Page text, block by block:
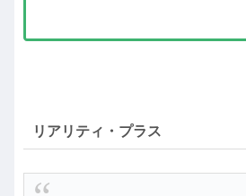
リアリティ・プラス